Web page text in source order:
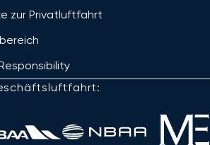
zur Privatluftfahrt